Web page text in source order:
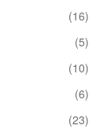
(16)
(5)
(10)
(6)
(23)